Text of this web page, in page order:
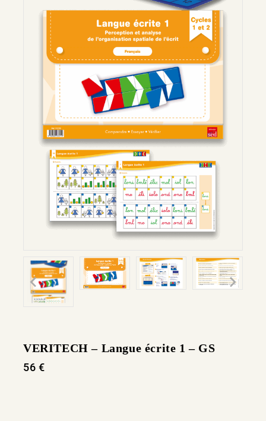
VERITECH – Langue écrite 1 – GS
56 €